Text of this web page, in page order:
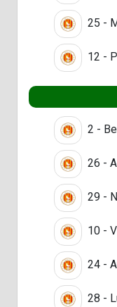
25 -
12 -
2 -
26 -
29 -
10 -
24 -
28 -